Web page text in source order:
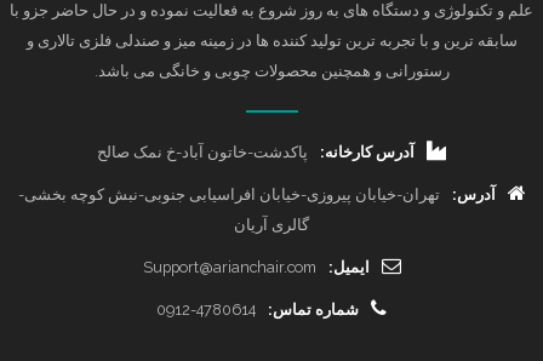
علم و تکنولوژی و دستگاه های به روز شروع به فعالیت نموده و در حال حاضر جزو با
سابقه ترین و با تجربه ترین تولید کننده ها در زمینه میز و صندلی فلزی تالاری و
رستورانی و همچنین محصولات چوبی و خانگی می باشد.
آدرس کارخانه: پاکدشت-خاتون آباد-خ نمک صالح
آدرس:
تهران-خیابان پیروزی-خیابان افراسیابی جنوبی-نبش کوچه بخشی-
گالری آریان
ایمیل: Support@arianchair.com
شماره تماس: 0912-4780614